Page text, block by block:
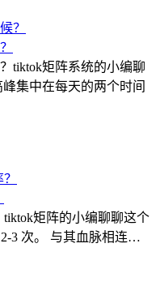
tiktok矩阵系统的小编聊
集中在每天的两个时间
tiktok矩阵的小编聊聊这个
2-3 次。 与其血脉相连…